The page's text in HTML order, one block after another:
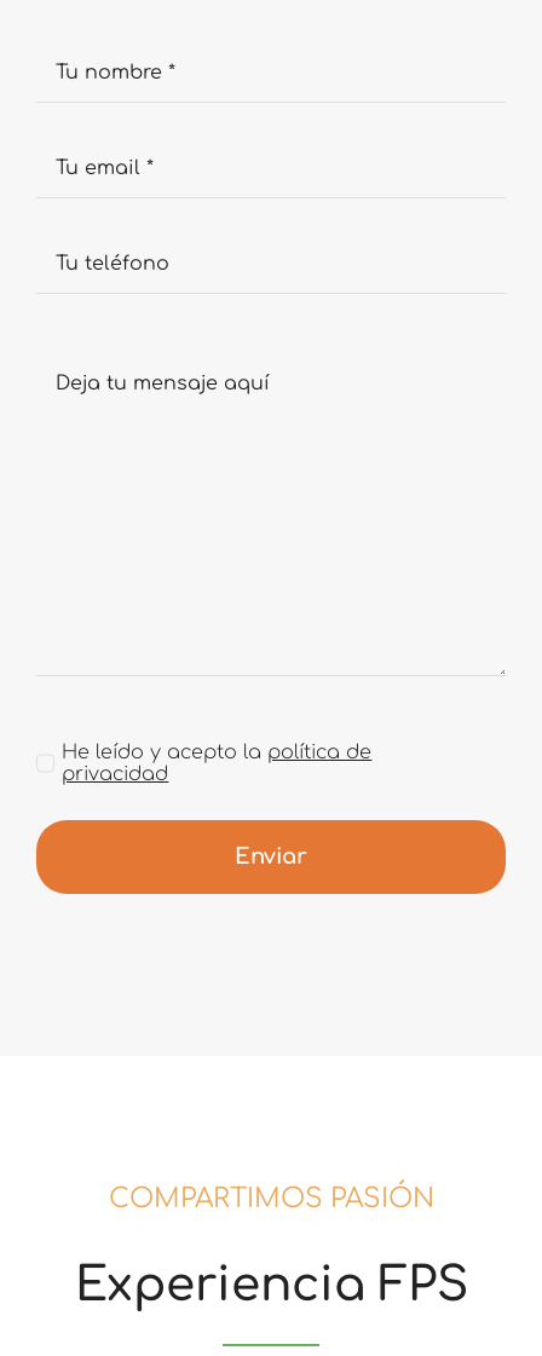
He leído y acepto la política de
privacidad
Enviar
COMPARTIMOS PASIÓN
Experiencia FPS